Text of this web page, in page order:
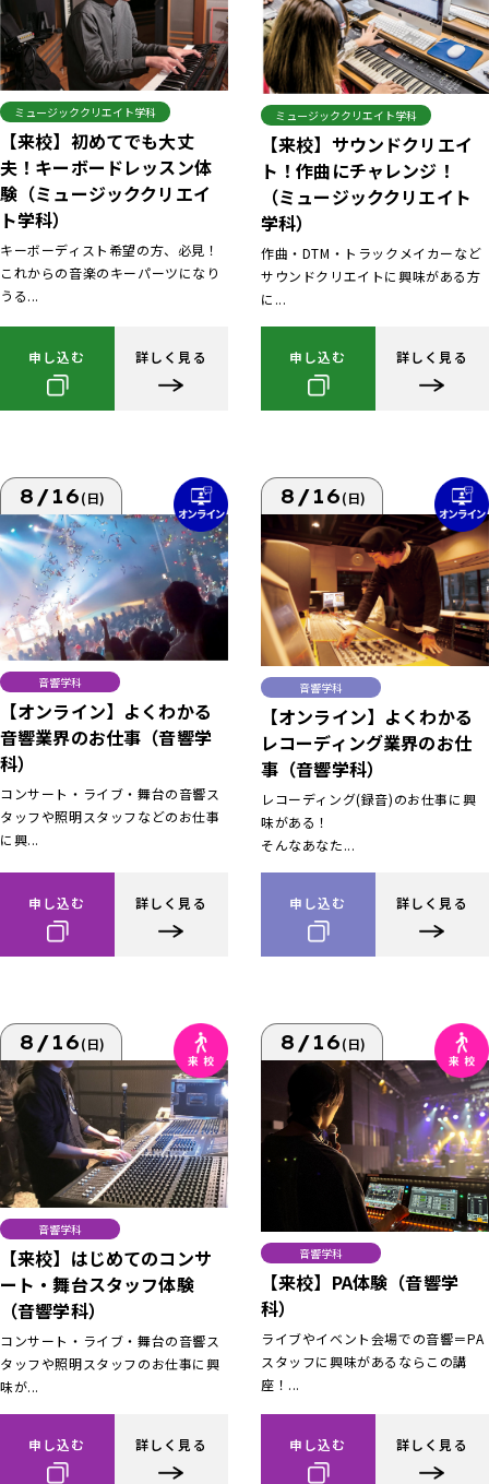
ミュージッククリエイト学科
【来校】初めてでも大丈
夫！キーボードレッスン体
験（ミュージッククリエイ
ト学科）
キーボーディスト希望の方、必見！
これからの音楽のキーパーツになり
うる...
申し込む 詳しく見る
ミュージッククリエイト学科
【来校】サウンドクリエイ
ト！作曲にチャレンジ！
（ミュージッククリエイト
学科）
作曲・DTM・トラックメイカーなど
サウンドクリエイトに興味がある方
に...
申し込む 詳しく見る
8/16(日)
音響学科
【オンライン】よくわかる
音響業界のお仕事（音響学
科）
コンサート・ライブ・舞台の音響ス
タッフや照明スタッフなどのお仕事
に興...
申し込む 詳しく見る
8/16(日)
音響学科
【オンライン】よくわかる
レコーディング業界のお仕
事（音響学科）
レコーディング(録音)のお仕事に興
味がある！
そんなあなた...
申し込む 詳しく見る
8/16(日)
音響学科
【来校】はじめてのコンサ
ート・舞台スタッフ体験
（音響学科）
コンサート・ライブ・舞台の音響ス
タッフや照明スタッフのお仕事に興
味が...
申し込む 詳しく見る
8/16(日)
音響学科
【来校】PA体験（音響学
科）
ライブやイベント会場での音響＝PA
スタッフに興味があるならこの講
座！...
申し込む 詳しく見る